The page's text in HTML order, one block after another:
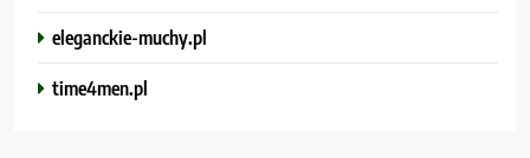
eleganckie-muchy.pl
time4men.pl